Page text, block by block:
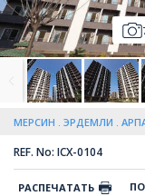
МЕРСИН ЭРДЕМЛИ
REF. No: ICX-0104
РАСПЕЧАТАТЬ